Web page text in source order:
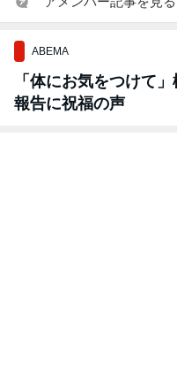
ABEMA
「体にお気をつけて
報告に祝福の声